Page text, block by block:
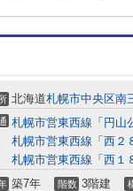
北海道札幌市中央区南
札幌市営東西線 「 円山
札幌市営東西線 「 西２
札幌市営東西線 「 西１
築7年 階数 3階建